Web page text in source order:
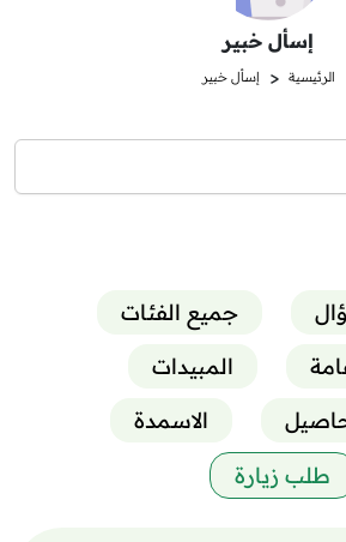
إسأل خبير
الرئيسية < إسأل خبير
جميع الفئات
المبيدات
الاسمدة
طلب زيارة